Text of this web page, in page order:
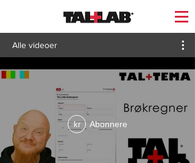
Alle videoer
kr Abonnere